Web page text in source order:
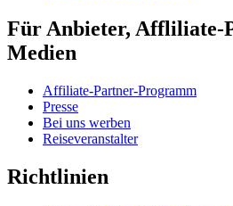
Für Anbieter, Affliliate-
Medien
Affiliate-Partner-Programm
Presse
Bei uns werben
Reiseveranstalter
Richtlinien